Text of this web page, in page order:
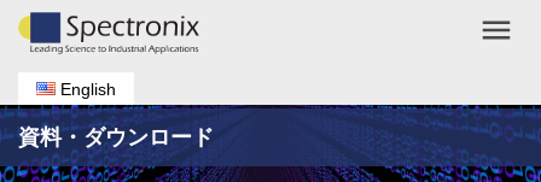
資料・ダウンロード
menu
English